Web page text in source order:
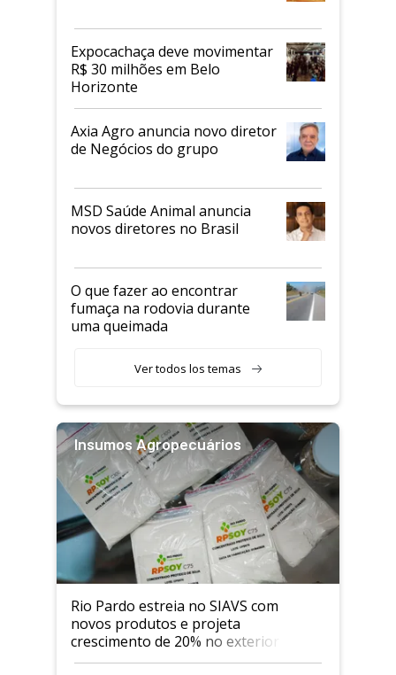
Expocachaça deve movimentar
R$ 30 milhões em Belo
Horizonte
Axia Agro anuncia novo diretor
de Negócios do grupo
MSD Saúde Animal anuncia
novos diretores no Brasil
O que fazer ao encontrar
fumaça na rodovia durante
uma queimada
Ver todos los temas
Insumos Agropecuários
Rio Pardo estreia no SIAVS com
novos produtos e projeta
crescimento de 20% no exterior